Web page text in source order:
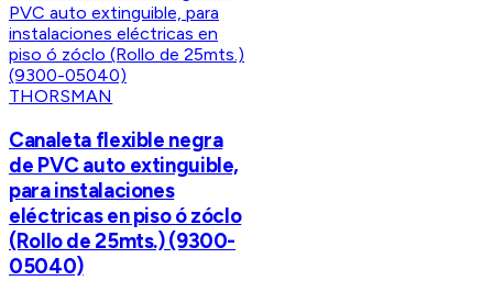
THORSMAN
Canaleta flexible negra
de PVC auto extinguible,
para instalaciones
eléctricas en piso ó zóclo
(Rollo de 25mts.) (9300-
05040)